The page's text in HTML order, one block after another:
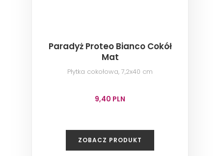
Paradyż Proteo Bianco Cokół
Mat
Płytka cokołowa, 7,2x40 cm
9,40 PLN
ZOBACZ PRODUKT